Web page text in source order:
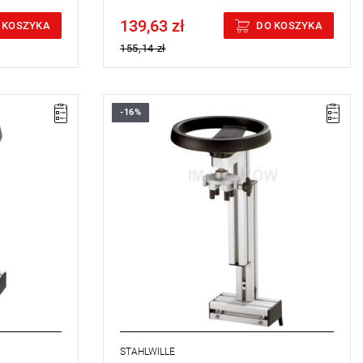
KOSZYKA Price tax included
139,63 zł
155,14 zł
DO KOSZYKA
-16%
STAHLWILLE